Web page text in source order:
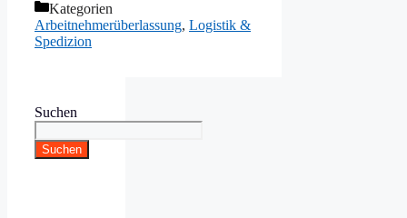
Kategorien
Arbeitnehmerüberlassung, Logistik &
Spedizion
Suchen
Suchen